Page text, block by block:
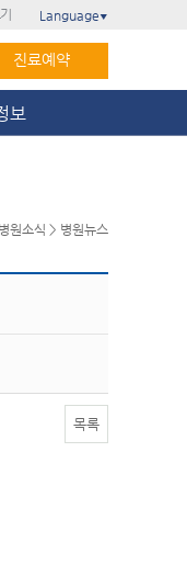
Language ▼
진료예약
보
원소식 > 병원뉴스
목록